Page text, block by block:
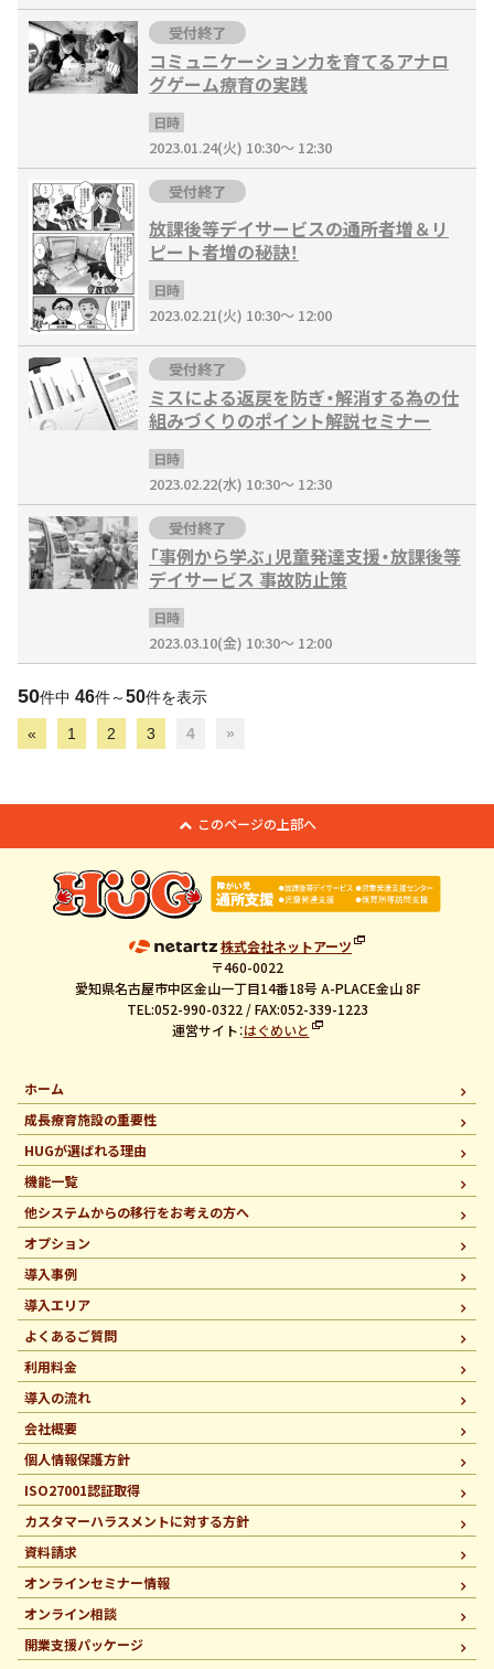
受付終了
コミュニケーション力を育てるアナロ
グゲーム療育の実践
日時
2023.01.24(火) 10:30～ 12:30
受付終了
放課後等デイサービスの通所者増＆リ
ピート者増の秘訣！
日時
2023.02.21(火) 10:30～ 12:00
受付終了
ミスによる返戻を防ぎ・解消する為の仕
組みづくりのポイント解説セミナー
日時
2023.02.22(水) 10:30～ 12:30
受付終了
「事例から学ぶ」児童発達支援・放課後等
デイサービス 事故防止策
日時
2023.03.10(金) 10:30～ 12:00
50件中 46件～50件を表示
« 1 2 3 4 »
このページの上部へ
株式会社ネットアーツ
〒460-0022
愛知県名古屋市中区金山一丁目14番18号 A-PLACE金山 8F
TEL:052-990-0322 / FAX:052-339-1223
運営サイト：はぐめいと
ホーム
成長療育施設の重要性
HUGが選ばれる理由
機能一覧
他システムからの移行をお考えの方へ
オプション
導入事例
導入エリア
よくあるご質問
利用料金
導入の流れ
会社概要
個人情報保護方針
ISO27001認証取得
カスタマーハラスメントに対する方針
資料請求
オンラインセミナー情報
オンライン相談
開業支援パッケージ